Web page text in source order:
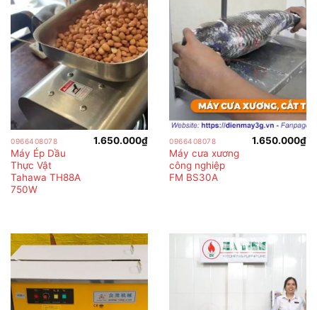
0966408078
Máy Ép Dầu
Thực Vật
Tahawa TH88A
750W
1.650.000₫ 0966408078
Máy cưa xương
công nghiệp
FM BS30A
1.650.000₫